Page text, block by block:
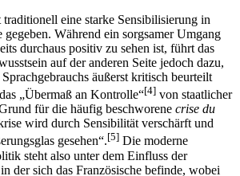
eine starke Sensibilisierung in
gegeben. Während ein sorgsamer Umgang
durchaus positiv zu sehen ist, führt das
auf der anderen Seite jedoch dazu,
äußerst kritisch beurteilt
„Übermaß an Kontrolle“[4] von staatlicher
für die häufig beschworene crise du
wird durch Sensibilität verschärft und
gesehen“.[5] Die moderne
steht also unter dem Einfluss der
der sich das Französische befinde, wobei